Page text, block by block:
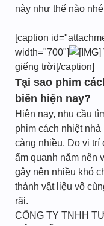
này như thế nào
[caption
width="700"]
giếng trời[/caption]
Tại sao phim
biến hiện nay?
Hiện nay, nhu cầu
phim cách nhiệt
càng nhiều. Do vị
ẩm quanh năm nên
gây nên nhiều khó
thành vật liệu vô
rãi.
CÔNG TY TNHH